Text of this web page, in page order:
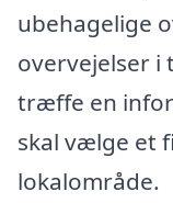
ubehagelige
overvejelser i
træffe en
skal vælge et
lokalområde.